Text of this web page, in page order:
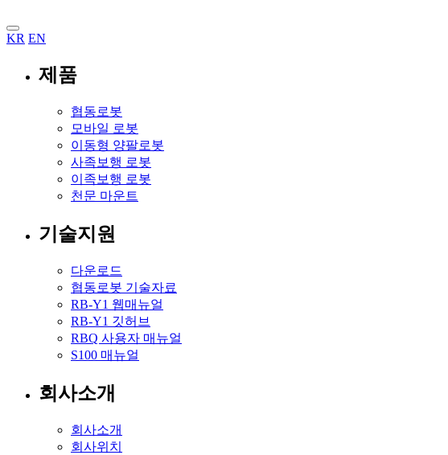
KR EN
제품
협동로봇
모바일 로봇
이동형 양팔로봇
사족보행 로봇
이족보행 로봇
천문 마운트
기술지원
다운로드
협동로봇 기술자료
RB-Y1 웹매뉴얼
RB-Y1 깃허브
RBQ 사용자 매뉴얼
S100 매뉴얼
회사소개
회사소개
회사위치